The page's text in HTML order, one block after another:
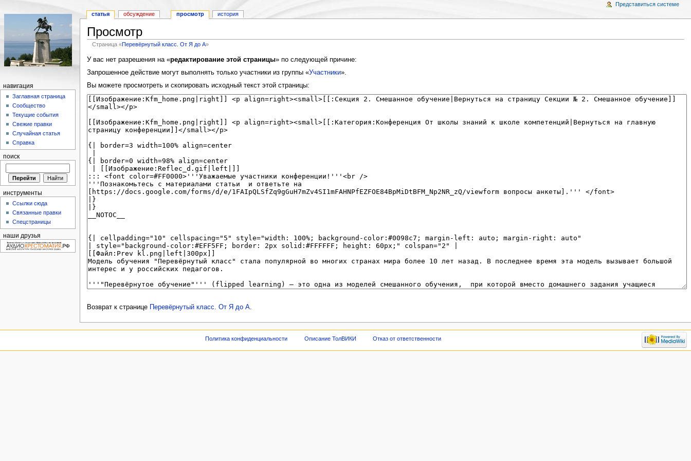
Просмотр
Страница «Перевёрнутый класс. От Я до А»
У вас нет разрешения на «редактирование этой страницы» по следующей причине:
Запрошенное действие могут выполнять только участники из группы «Участники».
Вы можете просмотреть и скопировать исходный текст этой страницы:
Возврат к странице Перевёрнутый класс. От Я до А.
статья обсуждение просмотр история
Представиться системе
навигация
Заглавная страница
Сообщество
Текущие события
Свежие правки
Случайная статья
Справка
поиск
инструменты
Ссылки сюда
Связанные правки
Спецстраницы
наши друзья
Политика конфиденциальности Описание ТолВИКИ Отказ от ответственности